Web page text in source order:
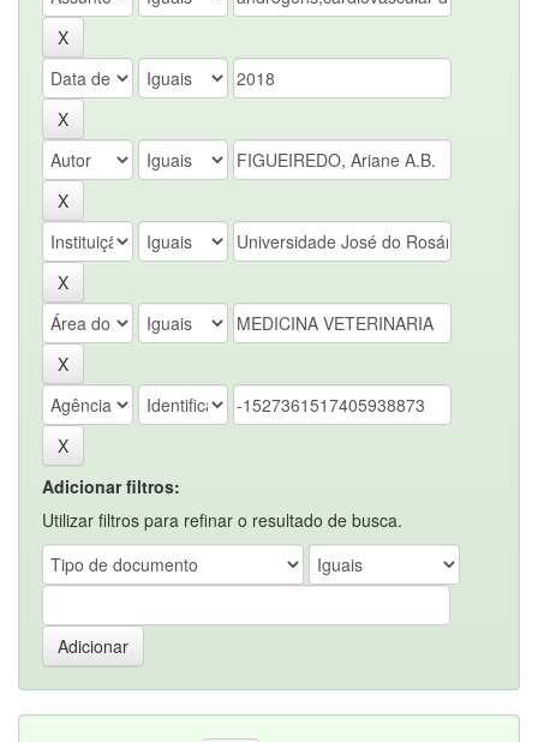
Adicionar filtros:
Utilizar filtros para refinar o resultado de busca.